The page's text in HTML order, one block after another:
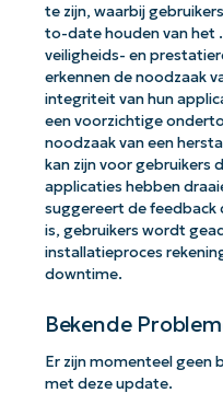
te zijn, waarbij
to-date houden van het
veiligheids- en
erkennen de noodzaak
integriteit van hun
een voorzichtige
noodzaak van een
kan zijn voor gebruikers
applicaties hebben
suggereert de feedback
is, gebruikers wordt
installatieproces
downtime.
Bekende
Er zijn momenteel geen
met deze update.